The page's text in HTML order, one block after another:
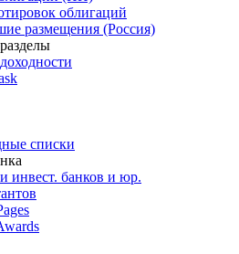
& Карты рынка
(ИИ)
облигаций
размещения (Россия)
списки
инвест. банков и юр.